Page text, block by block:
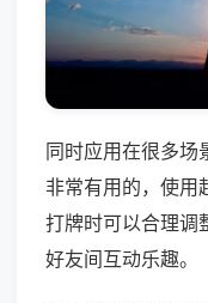
同时应用在很多场
非常有用的，使用
打牌时可以合理调
好友间互动乐趣。